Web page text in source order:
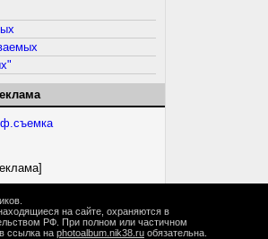
на сайте, охраняются в
РФ. При полном или частичном
ссылка на photoalbum.nik38.ru обязательна.